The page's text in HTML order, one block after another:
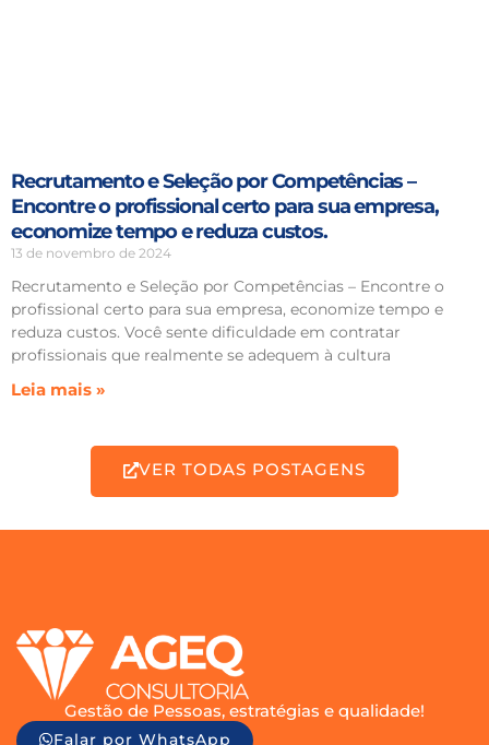
Recrutamento e Seleção por Competências –
Encontre o profissional certo para sua empresa,
economize tempo e reduza custos.
13 de novembro de 2024
Recrutamento e Seleção por Competências – Encontre o
profissional certo para sua empresa, economize tempo e
reduza custos. Você sente dificuldade em contratar
profissionais que realmente se adequem à cultura
Leia mais »
VER TODAS POSTAGENS
Gestão de Pessoas, estratégias e qualidade!
Falar por WhatsApp